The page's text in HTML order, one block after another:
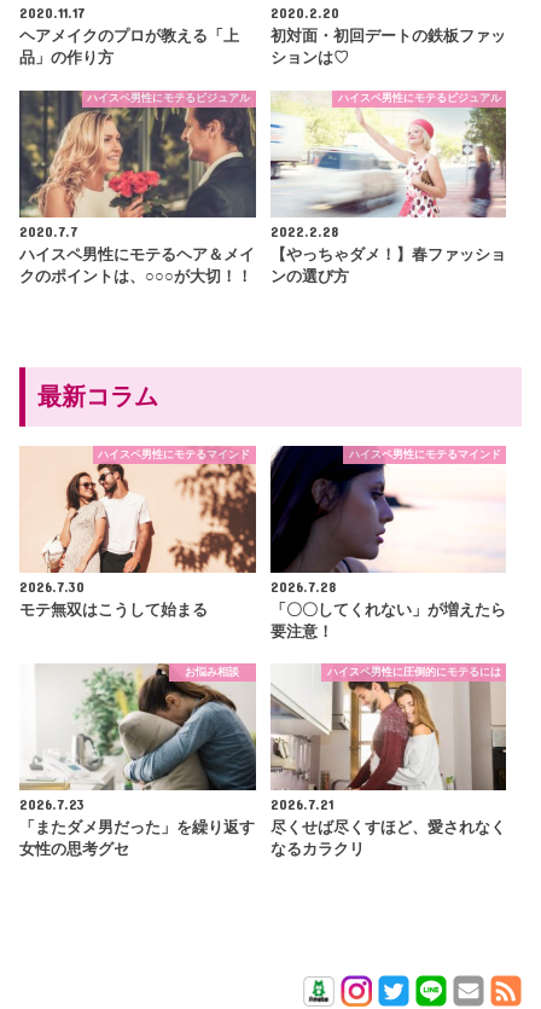
2020.11.17
ヘアメイクのプロが教える「上
品」の作り方
2020.2.20
初対面・初回デートの鉄板ファッ
ションは♡
ハイスペ男性にモテるビジュアル
2020.7.7
ハイスペ男性にモテるヘア＆メイ
クのポイントは、○○○が大切！！
ハイスペ男性にモテるビジュアル
2022.2.28
【やっちゃダメ！】春ファッショ
ンの選び方
最新コラム
ハイスペ男性にモテるマインド
2026.7.30
モテ無双はこうして始まる
ハイスペ男性にモテるマインド
2026.7.28
「〇〇してくれない」が増えたら
要注意！
お悩み相談
2026.7.23
「またダメ男だった」を繰り返す
女性の思考グセ
ハイスペ男性に圧倒的にモテるには
2026.7.21
尽くせば尽くすほど、愛されなく
なるカラクリ